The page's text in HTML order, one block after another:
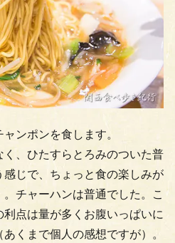
ンポンを食します。
、ひたすらとろみのついた普
じで、ちょっと食の楽しみが
チャーハンは普通でした。こ
点は量が多くお腹いっぱいに
くまで個人の感想ですが）。